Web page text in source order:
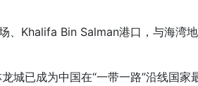
、Khalifa Bin Salman港口，与海湾
城已成为中国在“一带一路”沿线国